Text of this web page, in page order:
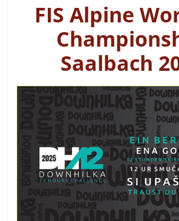
FIS Alpine
Saalbach